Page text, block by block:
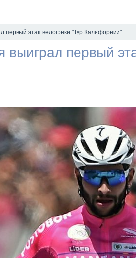
первый этап велогонки "Тур Калифорнии"
первый